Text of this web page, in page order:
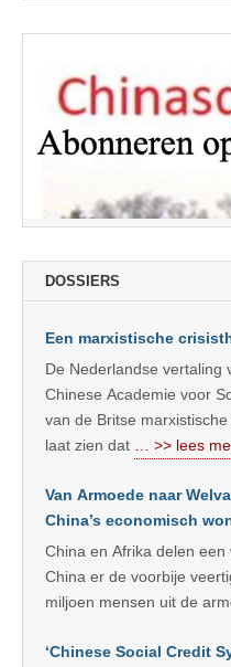
DOSSIERS
Een marxistische
De Nederlandse vertaling
Chinese Academie voor
van de Britse
laat zien dat … >> lees
Van Armoede naar
China’s economisch
China en Afrika delen
China er de voorbije
miljoen mensen uit de
‘Chinese Social Credit